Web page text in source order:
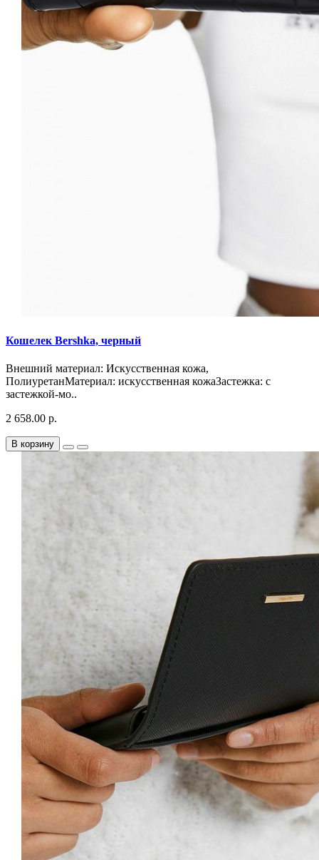
Кошелек Bershka, черный
Внешний материал: Искусственная кожа,
ПолиуретанМатериал: искусственная кожаЗастежка: с
застежкой-мо..
2 658.00 р.
В корзину